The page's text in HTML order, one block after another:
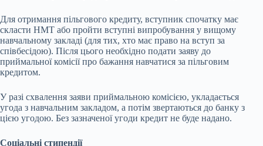
Для отримання пільгового кредиту, вступник спочатку має
скласти НМТ або пройти вступні випробування у вищому
навчальному закладі (для тих, хто має право на вступ за
співбесідою). Після цього необхідно подати заяву до
приймальної комісії про бажання навчатися за пільговим
кредитом.
У разі схвалення заяви приймальною комісією, укладається
угода з навчальним закладом, а потім звертаються до банку з
цією угодою. Без зазначеної угоди кредит не буде надано.
Соціальні стипендії